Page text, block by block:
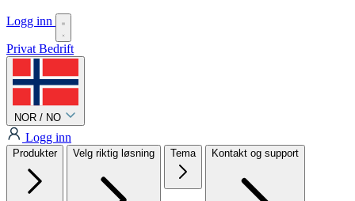
Logg inn
Privat Bedrift
NOR / NO
Logg inn
Produkter Velg riktig løsning Tema Kontakt og support